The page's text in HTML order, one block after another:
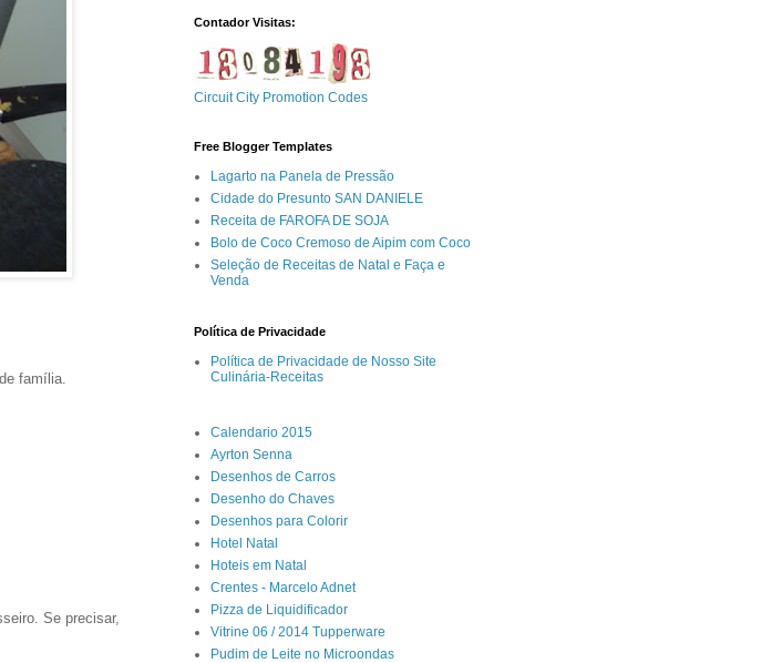
família.
Se precisar,
Contador Visitas:
Circuit City Promotion Codes
Free Blogger Templates
Lagarto na Panela de Pressão
Cidade do Presunto SAN DANIELE
Receita de FAROFA DE SOJA
Bolo de Coco Cremoso de Aipim com Coco
Seleção de Receitas de Natal e Faça e
Venda
Política de Privacidade
Política de Privacidade de Nosso Site
Culinária-Receitas
Calendario 2015
Ayrton Senna
Desenhos de Carros
Desenho do Chaves
Desenhos para Colorir
Hotel Natal
Hoteis em Natal
Crentes - Marcelo Adnet
Pizza de Liquidificador
Vitrine 06 / 2014 Tupperware
Pudim de Leite no Microondas